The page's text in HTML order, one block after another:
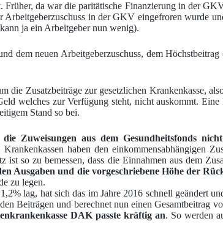
da war die paritätische Finanzierung in der
Arbeitgeberzuschuss in der GKV eingefroren wurde
ja ein Arbeitgeber nun wenig).
dem neuen Arbeitgeberzuschuss, dem
die Zusatzbeiträge zur gesetzlichen
welches zur Verfügung steht, nicht auskommt.
Stand so bei.
Zuweisungen aus dem Gesundheitsfonds
haben den einkommensabhängigen
ist so zu bemessen, dass die Einnahmen aus dem
Ausgaben und die vorgeschriebene Höhe der
zu legen.
lag, hat sich das im Jahre 2016 schnell geändert
Beiträgen und berechnet nun einen Gesamtbeitrag
DAK passte kräftig an. So werden